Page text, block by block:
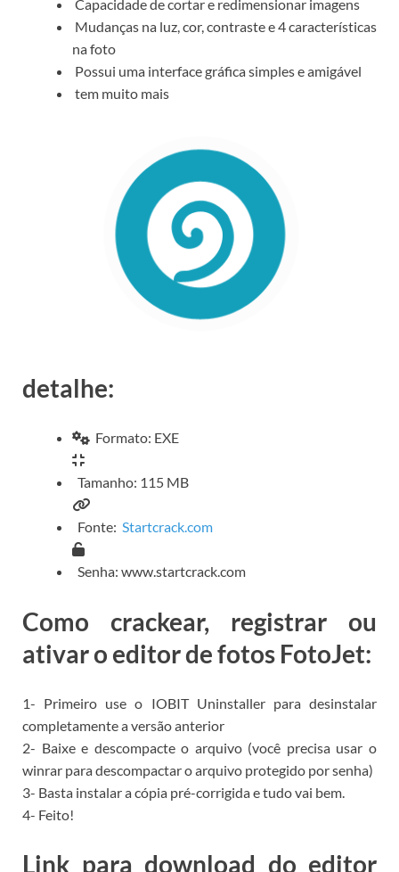
Capacidade de cortar e redimensionar imagens
Mudanças na luz, cor, contraste e 4 características
na foto
Possui uma interface gráfica simples e amigável
tem muito mais
detalhe:
Formato: EXE
Tamanho: 115 MB
Fonte: Startcrack.com
Senha: www.startcrack.com
Como crackear, registrar ou
ativar o editor de fotos FotoJet:
1- Primeiro use o IOBIT Uninstaller para desinstalar
completamente a versão anterior
2- Baixe e descompacte o arquivo (você precisa usar o
winrar para descompactar o arquivo protegido por senha)
3- Basta instalar a cópia pré-corrigida e tudo vai bem.
4- Feito!
Link para download do editor